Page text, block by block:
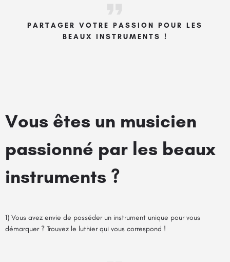
PARTAGER VOTRE PASSION POUR LES
BEAUX INSTRUMENTS !
Vous êtes un musicien
passionné par les beaux
instruments ?
1) Vous avez envie de posséder un instrument unique pour vous
démarquer ? Trouvez le luthier qui vous correspond !